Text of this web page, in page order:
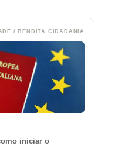
/ BENDITA CIDADANIA
iniciar o